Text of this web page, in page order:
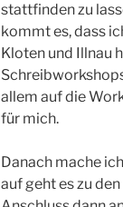
stattfinden zu
kommt es, dass
Kloten und Illnau
allem auf die
für mich.
Danach mache
auf geht es zu